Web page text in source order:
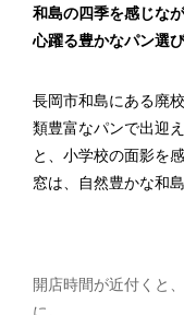
和島の四季を感じな
心躍る豊かなパン選
長岡市和島にある廃
類豊富なパンで出迎
と、小学校の面影を
窓は、自然豊かな和
開店時間が近付くと